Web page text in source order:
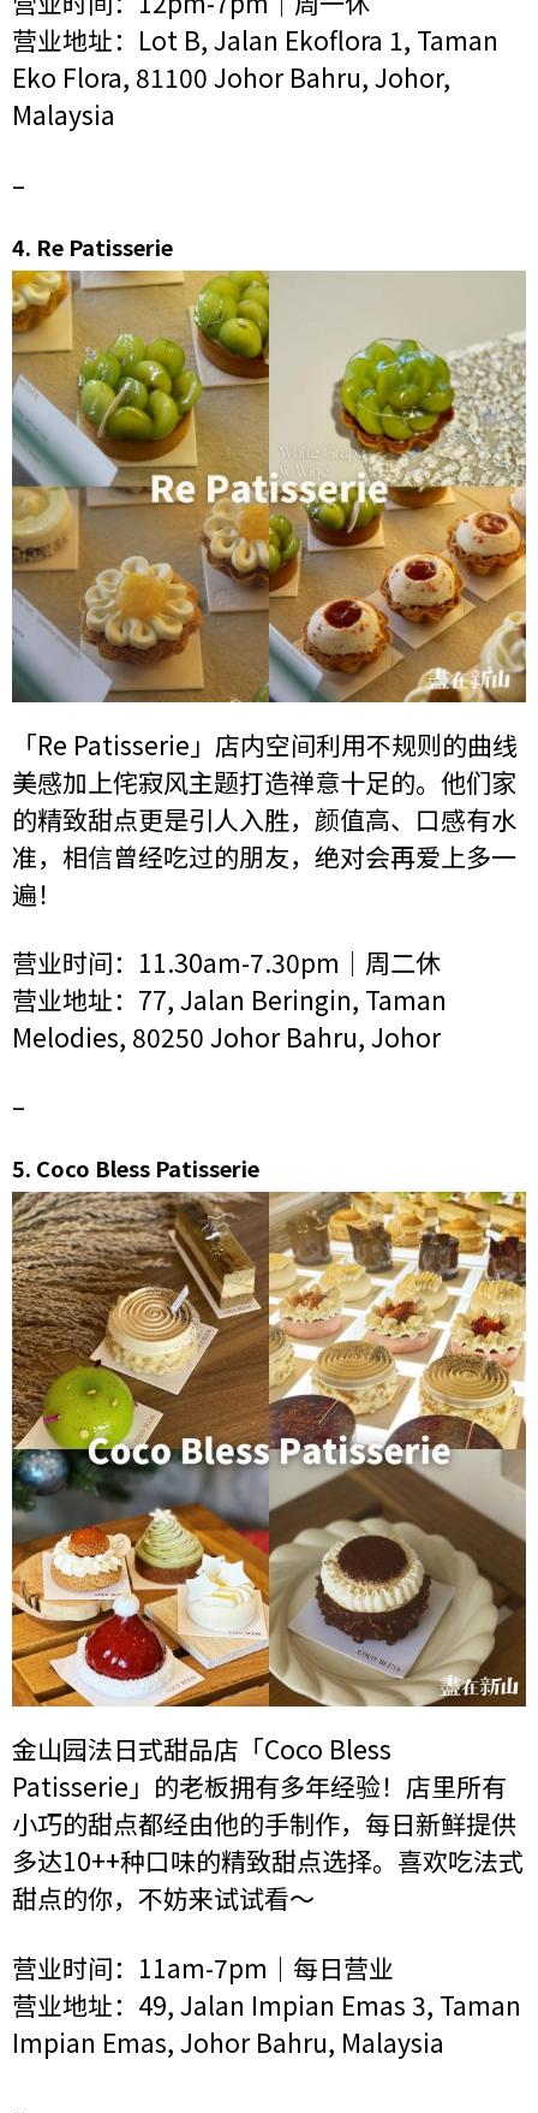
营业地址：Lot B, Jalan Ekoflora 1, Taman
Eko Flora, 81100 Johor Bahru, Johor,
Malaysia
–
4. Re Patisserie
「Re Patisserie」店内空间利用不规则的曲线
美感加上侘寂风主题打造禅意十足的。他们家
的精致甜点更是引人入胜，颜值高、口感有水
准，相信曾经吃过的朋友，绝对会再爱上多一
遍！
营业时间：11.30am-7.30pm｜周二休
营业地址：77, Jalan Beringin, Taman
Melodies, 80250 Johor Bahru, Johor
–
5. Coco Bless Patisserie
金山园法日式甜品店「Coco Bless
Patisserie」的老板拥有多年经验！店里所有
小巧的甜点都经由他的手制作，每日新鲜提供
多达10++种口味的精致甜点选择。喜欢吃法式
甜点的你，不妨来试试看～
营业时间：11am-7pm｜每日营业
营业地址：49, Jalan Impian Emas 3, Taman
Impian Emas, Johor Bahru, Malaysia